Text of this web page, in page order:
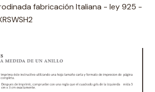
fabricación Italiana - ley 925 -